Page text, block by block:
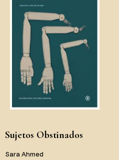
Sujetos Obstinados
Sara Ahmed